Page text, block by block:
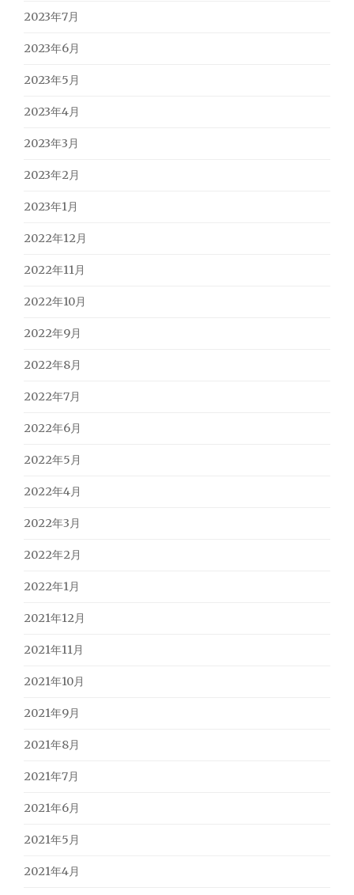
2023年7月
2023年6月
2023年5月
2023年4月
2023年3月
2023年2月
2023年1月
2022年12月
2022年11月
2022年10月
2022年9月
2022年8月
2022年7月
2022年6月
2022年5月
2022年4月
2022年3月
2022年2月
2022年1月
2021年12月
2021年11月
2021年10月
2021年9月
2021年8月
2021年7月
2021年6月
2021年5月
2021年4月